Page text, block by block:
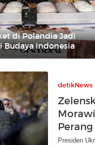
di Polandia Jadi
Budaya Indonesia
detikNews
Perang
Presiden